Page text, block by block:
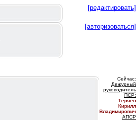
[редактировать]
[авторизоваться]
Сейчас:
Дежурный
руководитель
ПСР:
Теряев
Кирилл
Владимирович
АПСР